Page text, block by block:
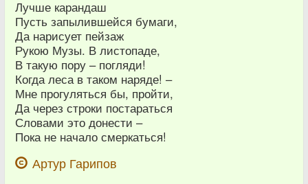
Лучше карандаш
Пусть запылившейся бумаги,
Да нарисует пейзаж
Рукою Музы. В листопаде,
В такую пору – погляди!
Когда леса в таком наряде! –
Мне прогуляться бы, пройти,
Да через строки постараться
Словами это донести –
Пока не начало смеркаться!
Артур Гарипов